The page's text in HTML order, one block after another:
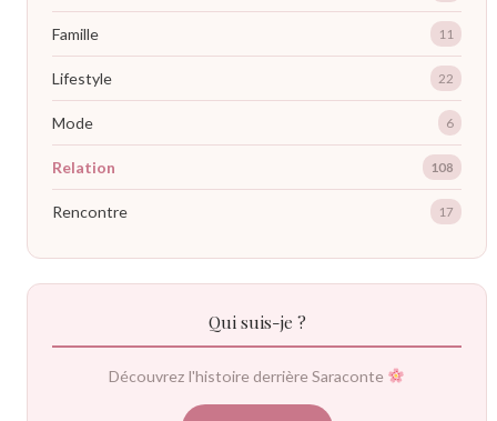
Famille 11
Lifestyle 22
Mode 6
Relation 108
Rencontre 17
Qui suis-je ?
Découvrez l'histoire derrière Saraconte